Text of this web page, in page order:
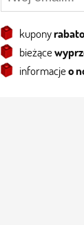
kupony
bieżące
informacjeo